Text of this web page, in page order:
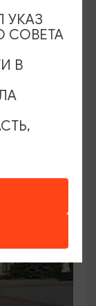
в
г.
УКАЗ
СОВЕТА
В